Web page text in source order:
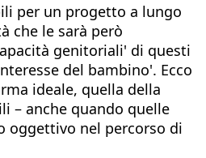
per un progetto a lungo
che le sarà però
genitoriali' di questi
del bambino'. Ecco
ideale, quella della
– anche quando quelle
oggettivo nel percorso di